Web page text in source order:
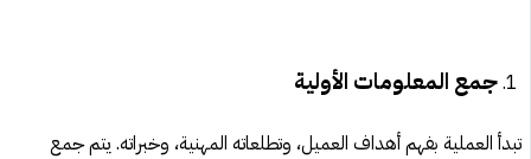
جمع المعلومات الأولية
تبدأ العملية بفهم أهداف العميل، وتطلعاته المهنية، وخبراته. يتم جمع